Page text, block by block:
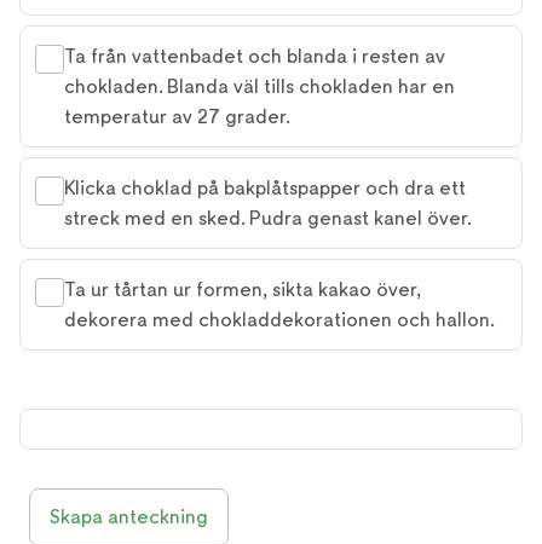
Ta från vattenbadet och blanda i resten av
chokladen. Blanda väl tills chokladen har en
temperatur av 27 grader.
Klicka choklad på bakplåtspapper och dra ett
streck med en sked. Pudra genast kanel över.
Ta ur tårtan ur formen, sikta kakao över,
dekorera med chokladdekorationen och hallon.
Skapa anteckning